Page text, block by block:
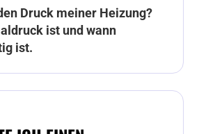
Druck meiner Heizung?
ist und wann
ist.